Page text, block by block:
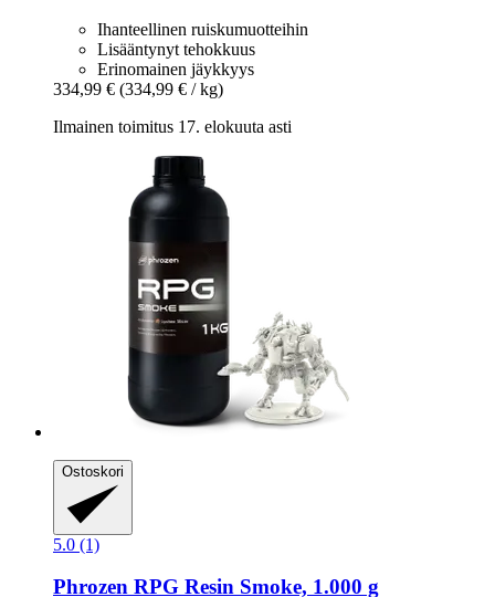
Ihanteellinen ruiskumuotteihin
Lisääntynyt tehokkuus
Erinomainen jäykkyys
334,99 € (334,99 € / kg)
Ilmainen toimitus 17. elokuuta asti
Ostoskori
5.0 (1)
Phrozen RPG Resin Smoke, 1.000 g